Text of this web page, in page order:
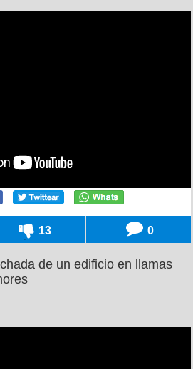
13 0
de un edificio en llamas